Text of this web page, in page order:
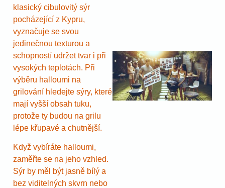
klasický cibulovitý sýr
pocházející z Kypru,
vyznačuje se svou
jedinečnou texturou a
schopností udržet tvar i při
vysokých teplotách. Při
výběru halloumi na
grilování hledejte sýry, které
mají vyšší obsah tuku,
protože ty budou na grilu
lépe křupavé a chutnější.
Když vybíráte halloumi,
zaměřte se na jeho vzhled.
Sýr by měl být jasně bílý a
bez viditelných skvrn nebo